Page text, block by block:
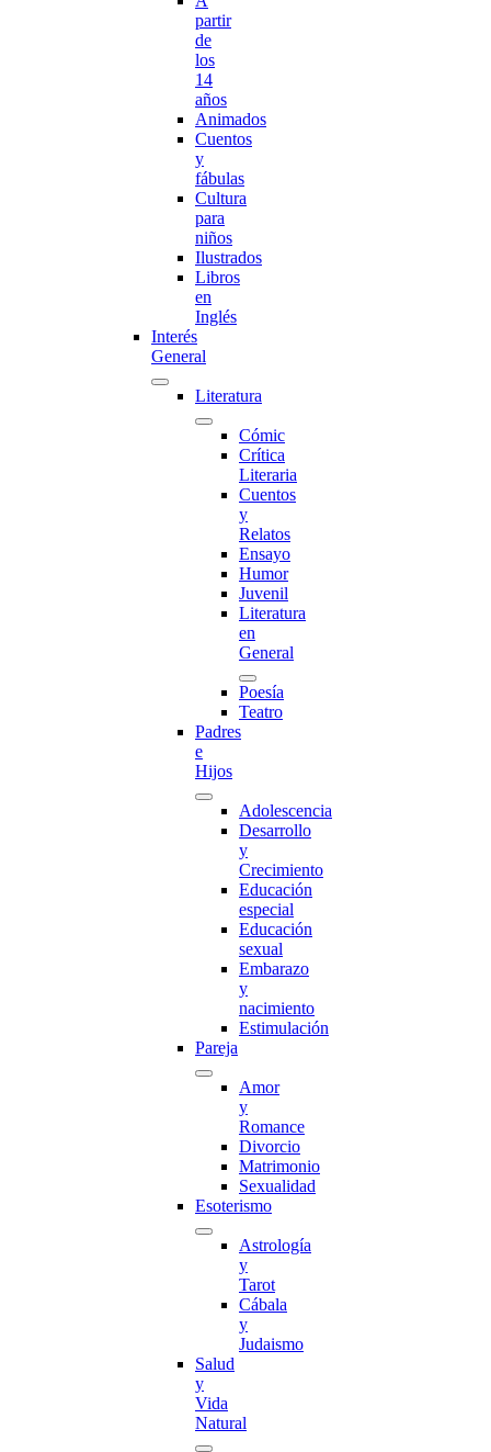
partir
de
los
14
años
Animados
Cuentos
y
fábulas
Cultura
para
niños
Ilustrados
Libros
en
Inglés
Interés
General
Literatura
Cómic
Crítica
Literaria
Cuentos
y
Relatos
Ensayo
Humor
Juvenil
Literatura
en
General
Poesía
Teatro
Padres
e
Hijos
Adolescencia
Desarrollo
y
Crecimiento
Educación
especial
Educación
sexual
Embarazo
y
nacimiento
Estimulación
Pareja
Amor
y
Romance
Divorcio
Matrimonio
Sexualidad
Esoterismo
Astrología
y
Tarot
Cábala
y
Judaismo
Salud
y
Vida
Natural